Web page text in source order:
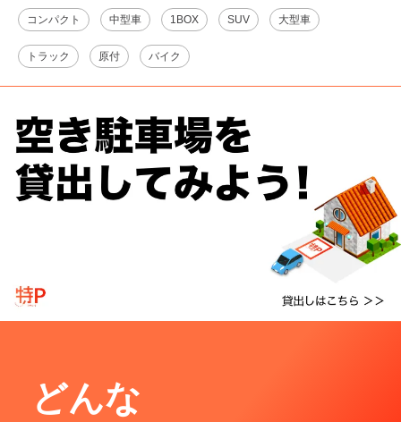
コンパクト 中型車 1BOX SUV 大型車
トラック 原付 バイク
どんな